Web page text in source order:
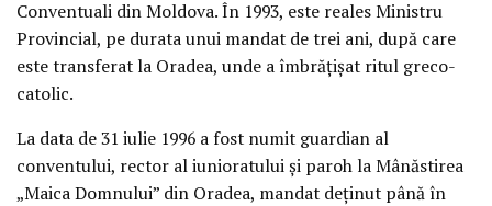
Conventuali din Moldova. În 1993, este reales Ministru
Provincial, pe durata unui mandat de trei ani, după care
este transferat la Oradea, unde a îmbrăţişat ritul greco-
catolic.
La data de 31 iulie 1996 a fost numit guardian al
conventului, rector al iunioratului şi paroh la Mânăstirea
„Maica Domnului” din Oradea, mandat deţinut până în